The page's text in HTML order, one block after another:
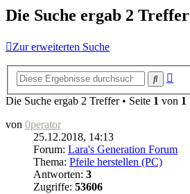
Die Suche ergab 2 Treffer
Zur erweiterten Suche
Suche
Die Suche ergab 2 Treffer • Seite 1 von 1
von 0perator
25.12.2018, 14:13
Forum: Lara's Generation Forum
Thema: Pfeile herstellen (PC)
Antworten: 3
Zugriffe: 53606